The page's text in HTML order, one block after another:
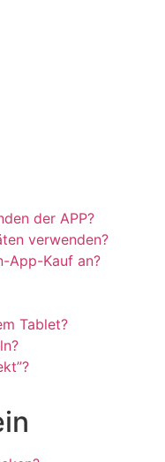
der APP?
verwenden?
App-Kauf an?
Tablet?